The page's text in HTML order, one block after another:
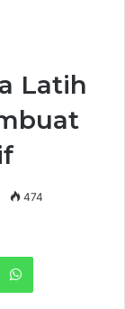
Latih
474